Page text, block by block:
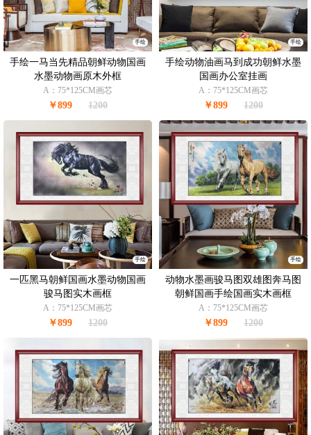
手绘
手绘一马当先精品朝鲜动物国画
水墨动物画原木外框
A：75*125CM画芯
￥899 1200
手绘
手绘动物油画马到成功朝鲜水墨
国画办公室挂画
A：75*125CM画芯
￥899 1200
手绘
一匹黑马朝鲜国画水墨动物国画
骏马图实木画框
A：75*125CM画芯
￥899 1200
手绘
动物水墨画骏马图双雄图奔马图
朝鲜国画手绘国画实木画框
A：75*125CM画芯
￥899 1200